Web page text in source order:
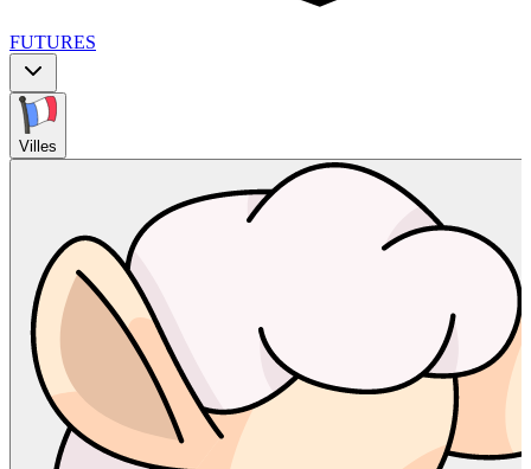
FUTURES
Villes